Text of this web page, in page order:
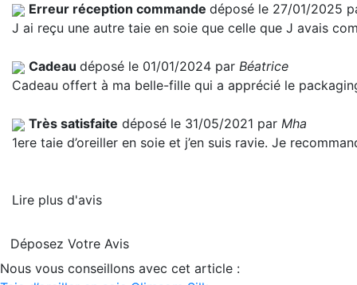
Erreur réception commande déposé le 27/01/2025
J ai reçu une autre taie en soie que celle que J avais
Cadeau déposé le 01/01/2024 par Béatrice
Cadeau offert à ma belle-fille qui a apprécié le
Très satisfaite déposé le 31/05/2021 par Mha
1ere taie d’oreiller en soie et j’en suis ravie. Je
Lire plus d'avis
Déposez Votre Avis
Nous vous conseillons avec cet article :